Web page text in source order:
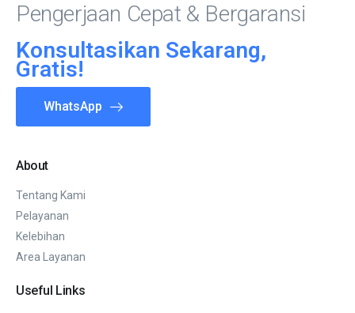
Pengerjaan Cepat & Bergaransi
Konsultasikan Sekarang,
Gratis!
WhatsApp
About
Tentang Kami
Pelayanan
Kelebihan
Area Layanan
Useful Links